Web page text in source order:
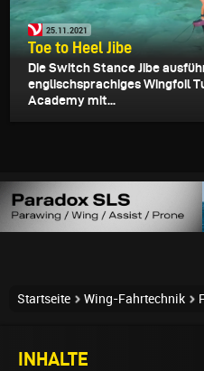
25.11.2021
Toe to Heel Jibe
Die Switch Stance Jibe
englischsprachiges Wingfoil
Academy mit...
Startseite Wing-Fahrtechnik
INHALTE